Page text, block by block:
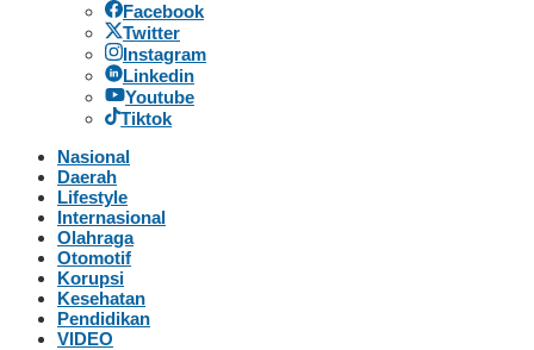
Facebook
Twitter
Instagram
Linkedin
Youtube
Tiktok
Nasional
Daerah
Lifestyle
Internasional
Olahraga
Otomotif
Korupsi
Kesehatan
Pendidikan
VIDEO